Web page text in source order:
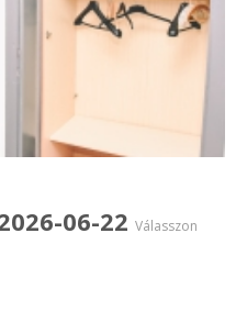
06-22 Válasszon